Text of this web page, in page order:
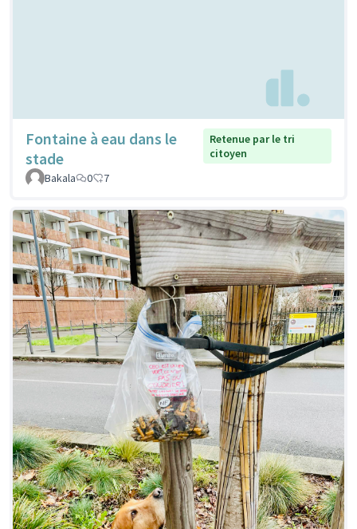
Fontaine à eau dans le
stade
Retenue par le tri
citoyen
Bakala
0 7